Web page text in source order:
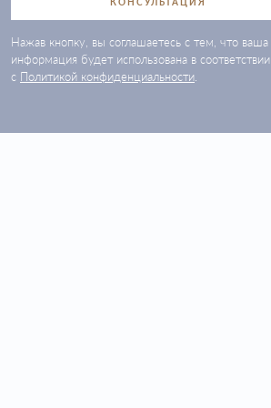
Нажав кнопку, вы соглашаетесь с тем, что ваша
информация будет использована в соответствии
с Политикой конфиденциальности